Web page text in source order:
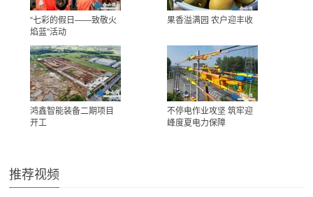
“七彩的假日——致敬火
焰蓝”活动
果香溢满园 农户迎丰收
鸿鑫智能装备二期项目
开工
不停电作业攻坚 筑牢迎
峰度夏电力保障
推荐视频